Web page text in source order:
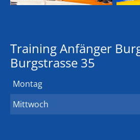
Training Anfänger
Burgstrasse 35
Montag
Mittwoch